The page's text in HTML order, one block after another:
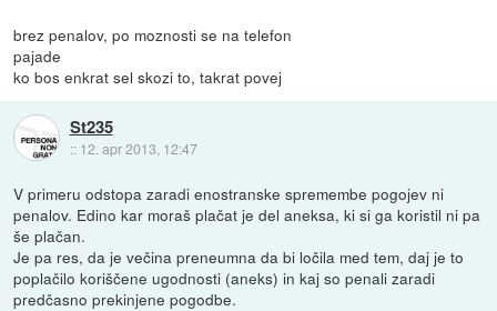
brez penalov, po moznosti se na telefon
pajade
ko bos enkrat sel skozi to, takrat povej
St235
:: 12. apr 2013, 12:47
V primeru odstopa zaradi enostranske spremembe pogojev ni
penalov. Edino kar moraš plačat je del aneksa, ki si ga koristil ni pa
še plačan.
Je pa res, da je večina preneumna da bi ločila med tem, daj je to
poplačilo koriščene ugodnosti (aneks) in kaj so penali zaradi
predčasno prekinjene pogodbe.